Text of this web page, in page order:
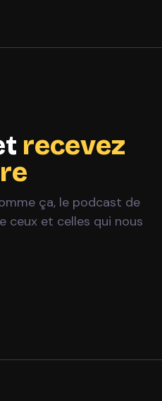
recevez
ça, le podcast de
ceux et celles qui nous